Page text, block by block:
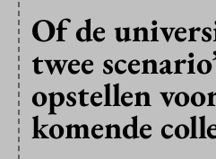
Of de
twee
opstellen
komende